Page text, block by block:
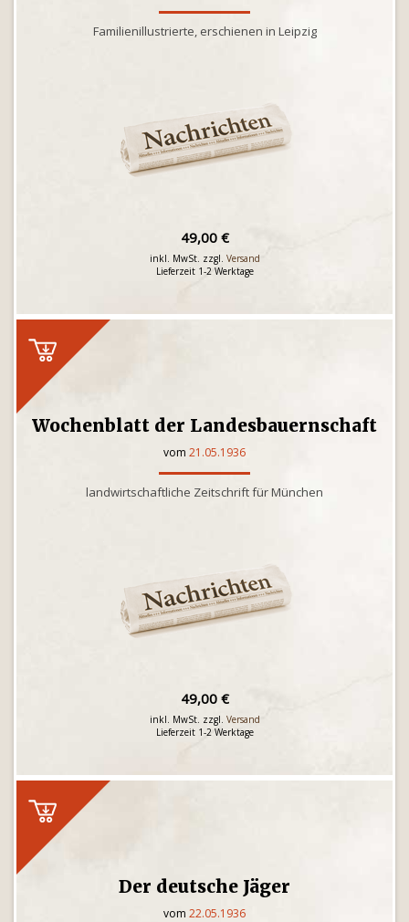
Familienillustrierte, erschienen in Leipzig
49,00 €
inkl. MwSt. zzgl. Versand
Lieferzeit 1-2 Werktage
Wochenblatt der Landesbauernschaft
vom 21.05.1936
landwirtschaftliche Zeitschrift für München
49,00 €
inkl. MwSt. zzgl. Versand
Lieferzeit 1-2 Werktage
Der deutsche Jäger
vom 22.05.1936